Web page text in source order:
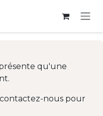
qu'une
nous pour